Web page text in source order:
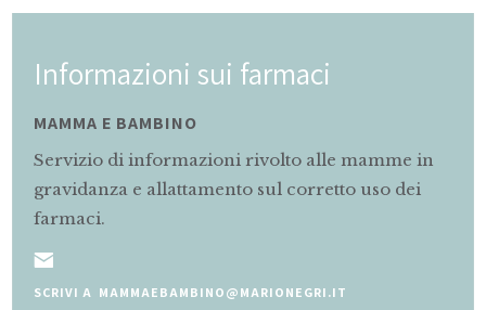
Informazioni sui farmaci
MAMMA E BAMBINO
Servizio di informazioni rivolto alle mamme in
gravidanza e allattamento sul corretto uso dei
farmaci.
SCRIVI A MAMMAEBAMBINO@MARIONEGRI.IT